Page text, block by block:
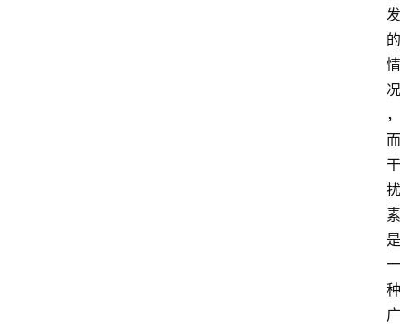
发
的
情
况
，
而
干
扰
素
是
一
种
广